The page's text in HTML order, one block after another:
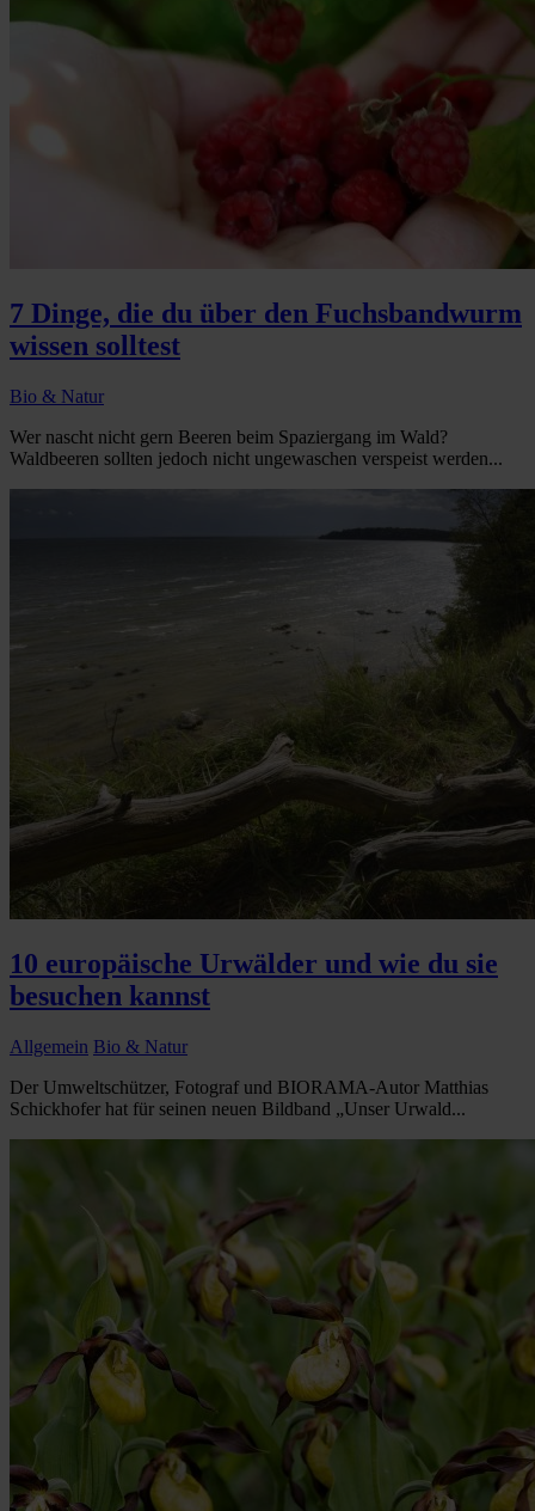
7 Dinge, die du über den Fuchsbandwurm
wissen solltest
Bio & Natur
Wer nascht nicht gern Beeren beim Spaziergang im Wald?
Waldbeeren sollten jedoch nicht ungewaschen verspeist werden...
10 europäische Urwälder und wie du sie
besuchen kannst
Allgemein Bio & Natur
Der Umweltschützer, Fotograf und BIORAMA-Autor Matthias
Schickhofer hat für seinen neuen Bildband „Unser Urwald...